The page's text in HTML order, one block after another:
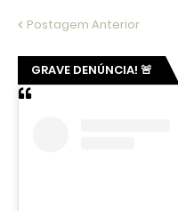
Postagem Anterior
GRAVE DENÚNCIA! 🚨